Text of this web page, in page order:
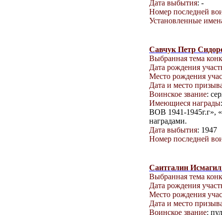
Дата выбытия: -
Номер последней
Установленные
Савчук Петр
Выбранная тема
Дата рождения
Место рождения
Дата и место
Воинское звание:
Имеющиеся награды
ВОВ 1941-1945г.г»,
наградами.
Дата выбытия: 1947
Номер последней
Саитгалин
Выбранная тема
Дата рождения
Место рождения
Дата и место
Воинское звание: